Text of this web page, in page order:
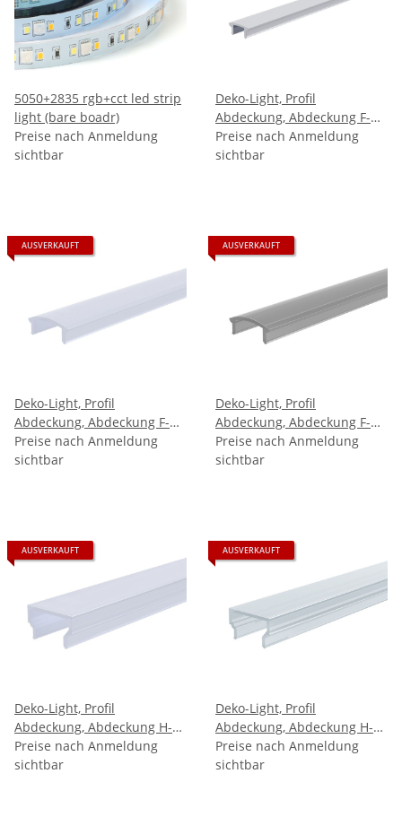
5050+2835 rgb+cct led strip
light (bare boadr)
Preise nach Anmeldung
sichtbar
Deko-Light, Profil
Abdeckung, Abdeckung F-
01-05, Kunststoff, Satiniert
40% Transmission, Tiefe:
Preise nach Anmeldung
sichtbar
AUSVERKAUFT
Deko-Light, Profil
Abdeckung, Abdeckung F-
01-10, Kunststoff, Satiniert
40% Transmission, Tiefe:
Preise nach Anmeldung
sichtbar
AUSVERKAUFT
Deko-Light, Profil
Abdeckung, Abdeckung F-
01-10, Kunststoff,
Teiltransparent 75%
Preise nach Anmeldung
sichtbar
AUSVERKAUFT
Deko-Light, Profil
Abdeckung, Abdeckung H-
01-10, Kunststoff, Satiniert
40% Transmission, Tiefe:
Preise nach Anmeldung
sichtbar
AUSVERKAUFT
Deko-Light, Profil
Abdeckung, Abdeckung H-
01-10, Kunststoff,
Teiltransparent 75%
Preise nach Anmeldung
sichtbar